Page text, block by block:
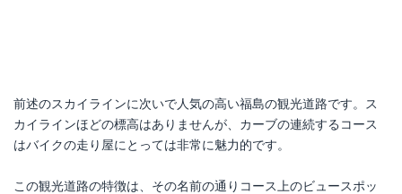
前述のスカイラインに次いで人気の高い福島の観光道路です。ス
カイラインほどの標高はありませんが、カーブの連続するコース
はバイクの走り屋にとっては非常に魅力的です。
この観光道路の特徴は、その名前の通りコース上のビュースポッ